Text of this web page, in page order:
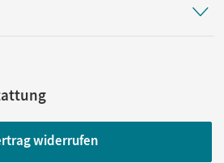
widerrufen